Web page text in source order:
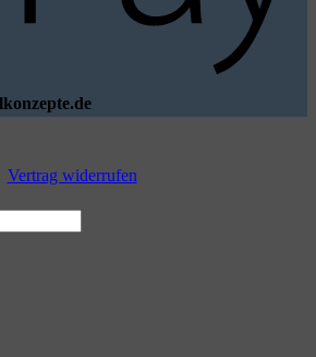
Vertrag widerrufen